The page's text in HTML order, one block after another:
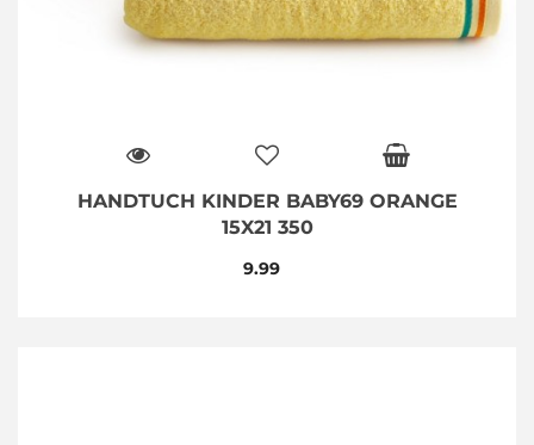
HANDTUCH KINDER BABY69 ORANGE
15X21 350
9.99